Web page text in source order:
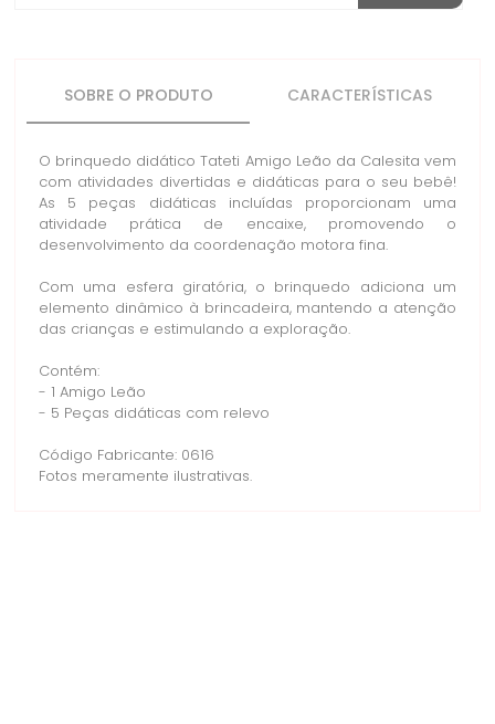
SOBRE O PRODUTO CARACTERÍSTICAS
O brinquedo didático Tateti Amigo Leão da Calesita vem
com atividades divertidas e didáticas para o seu bebê!
As 5 peças didáticas incluídas proporcionam uma
atividade prática de encaixe, promovendo o
desenvolvimento da coordenação motora fina.
Com uma esfera giratória, o brinquedo adiciona um
elemento dinâmico à brincadeira, mantendo a atenção
das crianças e estimulando a exploração.
Contém:
- 1 Amigo Leão
- 5 Peças didáticas com relevo
Código Fabricante: 0616
Fotos meramente ilustrativas.